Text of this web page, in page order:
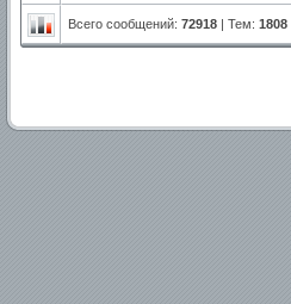
Всего сообщений: 72918 | Тем: 1808